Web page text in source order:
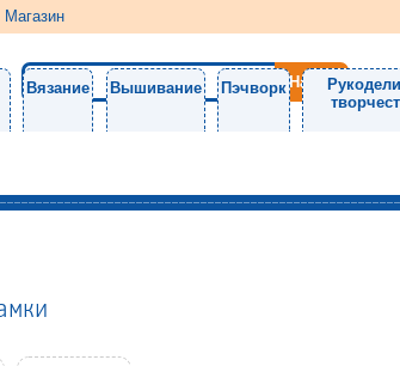
Магазин
Вязание Вышивание Пэчворк